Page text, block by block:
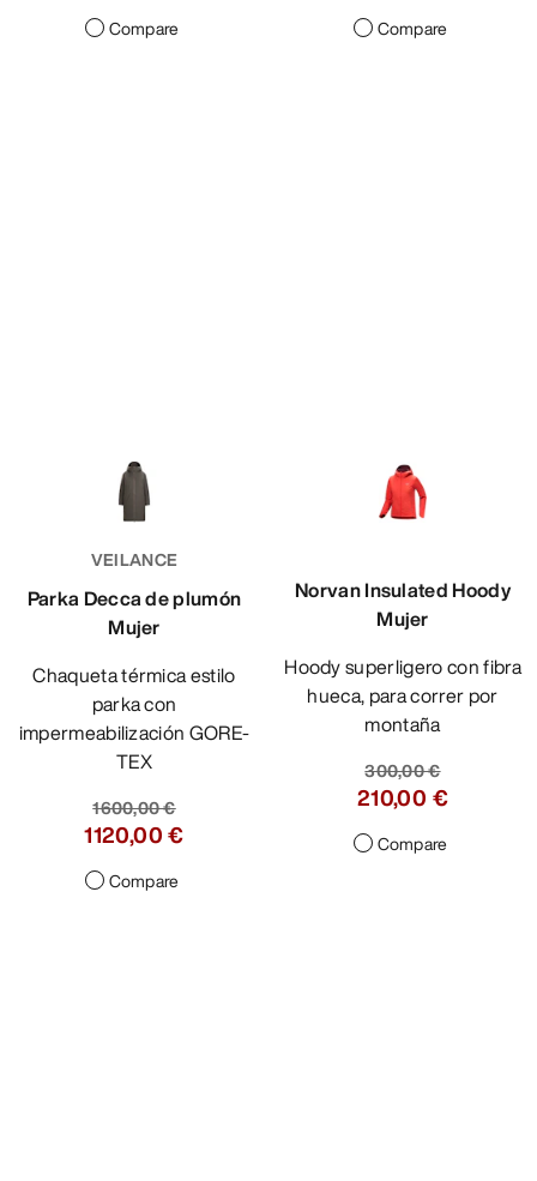
Compare Compare
VEILANCE
Parka Decca de plumón
Mujer
Chaqueta térmica estilo
parka con
impermeabilización GORE-
TEX
1600,00 €
1120,00 €
Compare
Norvan Insulated Hoody
Mujer
Hoody superligero con fibra
hueca, para correr por
montaña
300,00 €
210,00 €
Compare